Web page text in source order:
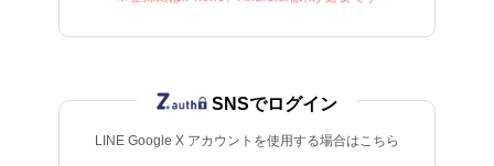
LINE Google X アカウントを使用する場合はこちら
SNSでログイン